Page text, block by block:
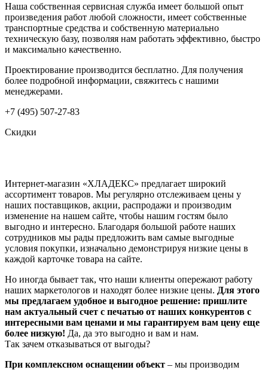
Наша собственная сервисная служба имеет большой опыт
произведения работ любой сложности, имеет собственные
транспортные средства и собственную материально
техническую базу, позволяя нам работать эффективно, быстро
и максимально качественно.
Проектирование производится бесплатно. Для получения
более подробной информации, свяжитесь с нашими
менеджерами.
+7 (495) 507-27-83
Скидки
Интернет-магазин «ХЛАДЕКС» предлагает широкий
ассортимент товаров. Мы регулярно отслеживаем цены у
наших поставщиков, акции, распродажи и производим
изменение на нашем сайте, чтобы нашим гостям было
выгодно и интересно. Благодаря большой работе наших
сотрудников мы рады предложить вам самые выгодные
условия покупки, изначально демонстрируя низкие цены в
каждой карточке товара на сайте.
Но иногда бывает так, что наши клиенты опережают работу
наших маркетологов и находят более низкие цены. Для этого
мы предлагаем удобное и выгодное решение: пришлите
нам актуальный счет с печатью от наших конкурентов с
интересными вам ценами и мы гарантируем вам цену еще
более низкую! Да, да это выгодно и вам и нам.
Так зачем отказываться от выгоды?
При комплексном оснащении объект – мы производим